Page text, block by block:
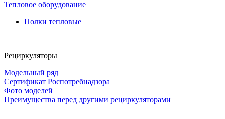
Тепловое оборудование
Полки тепловые
Рециркуляторы
Модельный ряд
Сертификат Роспотребнадзора
Фото моделей
Преимущества перед другими рециркуляторами